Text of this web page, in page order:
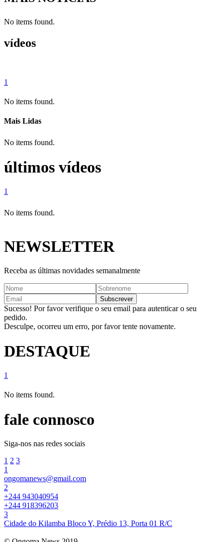
No items found.
vídeos
1
No items found.
Mais Lidas
No items found.
últimos vídeos
1
No items found.
NEWSLETTER
Receba as últimas novidades semanalmente
Sucesso! Por favor verifique o seu email para autenticar o seu
pedido.
Desculpe, ocorreu um erro, por favor tente novamente.
DESTAQUE
1
No items found.
fale connosco
Siga-nos nas redes sociais
1 2 3
1
ongomanews@gmail.com
2
+244 943040954
+244 918396203
3
Cidade do Kilamba Bloco Y, Prédio 13, Porta 01 R/C